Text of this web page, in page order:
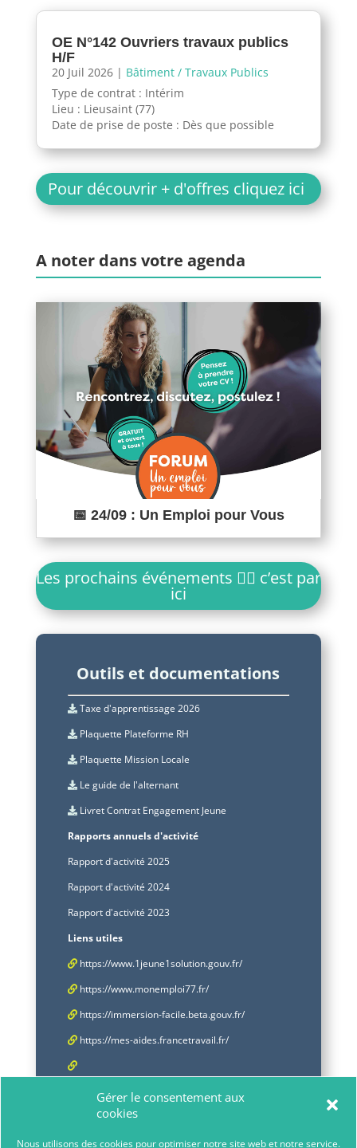
Gérer le consentement aux
cookies
Nous utilisons des cookies pour optimiser notre site web et notre service.
OE N°142 Ouvriers travaux publics
H/F
20 Juil 2026| Bâtiment / Travaux Publics
Type de contrat : Intérim
Lieu : Lieusaint (77)
Date de prise de poste : Dès que possible
Pour découvrir + d'offres cliquez ici
A noter dans votre agenda
📅 24/09 : Un Emploi pour Vous
Les prochains événements 👉🏼 c’est par
ici
Outils et documentations
Taxe d'apprentissage 2026
Plaquette Plateforme RH
Plaquette Mission Locale
Le guide de l'alternant
Livret Contrat Engagement Jeune
Rapports annuels d'activité
Rapport d'activité 2025
Rapport d'activité 2024
Rapport d'activité 2023
Liens utiles
https://www.1jeune1solution.gouv.fr/
https://www.monemploi77.fr/
https://immersion-facile.beta.gouv.fr/
https://mes-aides.francetravail.fr/
https://mesevenementsemploi.francetravail.fr/mes-
evenements-emploi/